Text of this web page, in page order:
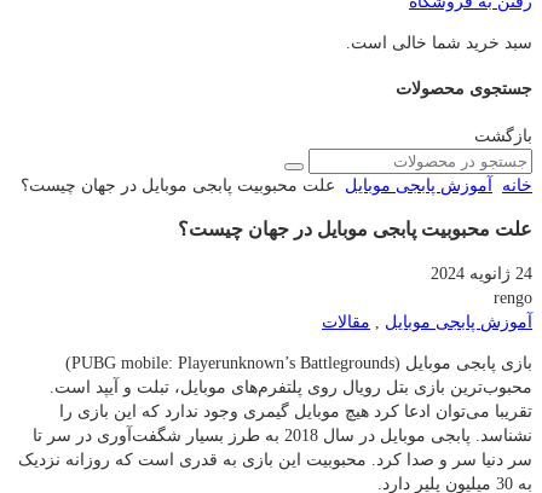
سبد خرید شما خالی است.
جستجوی محصولات
بازگشت
خانه آموزش پابجی موبایل علت محبوبیت پابجی موبایل در جهان چیست؟
علت محبوبیت پابجی موبایل در جهان چیست؟
24 ژانویه 2024
rengo
آموزش پابجی موبایل
مقالات
بازی پابجی موبایل (PUBG mobile: Playerunknown’s Battlegrounds)
محبوب‌ترین بازی بتل رویال روی پلتفرم‌های موبایل، تبلت و آیپد است.
تقریبا می‌توان ادعا کرد هیچ موبایل گیمری وجود ندارد که این بازی را
نشناسد. پابجی موبایل در سال 2018 به طرز بسیار شگفت‌آوری در سر تا
سر دنیا سر و صدا کرد. محبوبیت این بازی به قدری است که روزانه نزدیک
به 30 میلیون پلیر دارد.